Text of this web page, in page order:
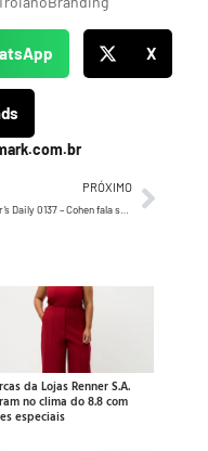
X
PRÓXIMO
Drucker’s Daily 0137 – Cohen fala sobre o que era marketing para Peter Drucker
da Lojas Renner S.A.
no clima do 8.8 com
especiais